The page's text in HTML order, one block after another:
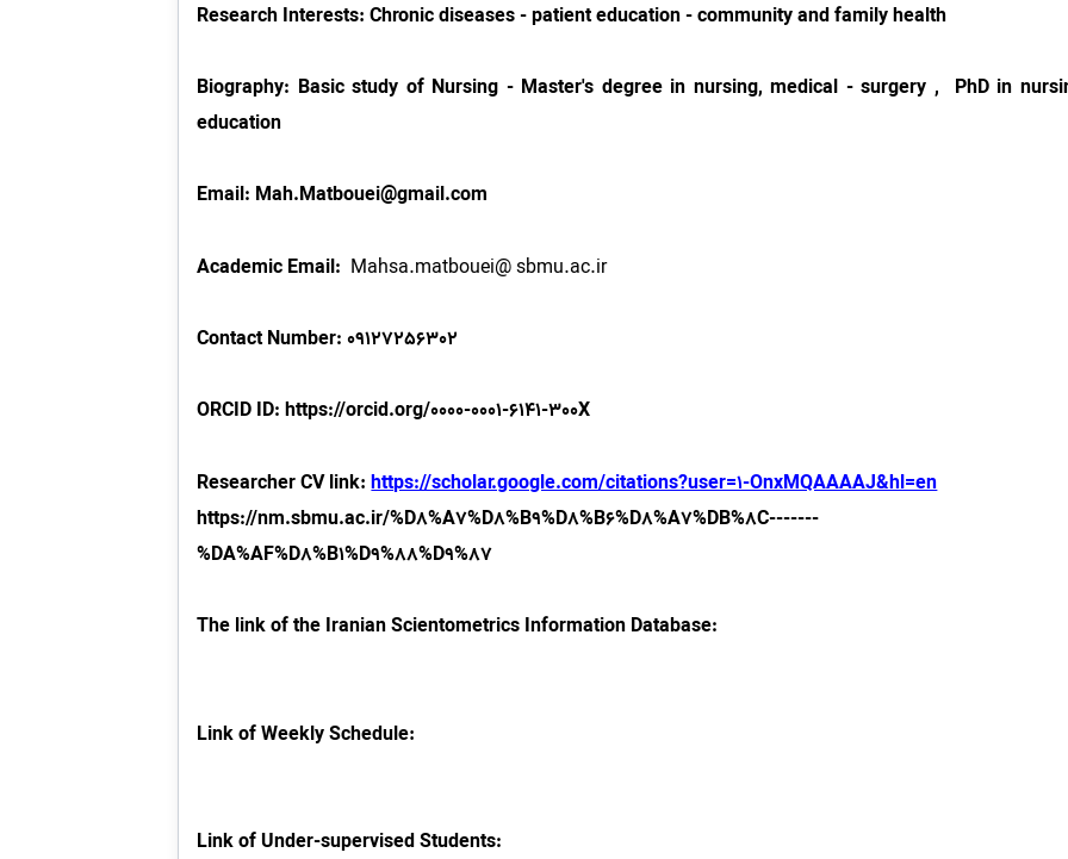
Research Interests: Chronic diseases - patient education - community and family health
Biography: Basic study of Nursing - Master's degree in nursing, medical - surgery , PhD in
education
Email: Mah.Matbouei@gmail.com
Academic Email: Mahsa.matbouei@ sbmu.ac.ir
Contact Number: 09127256302
ORCID ID: https://orcid.org/0000-0001-6141-300X
Researcher CV link: https://scholar.google.com/citations?user=1-OnxMQAAAAJ&hl=en
https://nm.sbmu.ac.ir/%D8%A7%D8%B9%D8%B6%D8%A7%DB%8C-------
%DA%AF%D8%B1%D9%88%D9%87
The link of the Iranian Scientometrics Information Database:
Link of Weekly Schedule:
Link of Under-supervised Students: